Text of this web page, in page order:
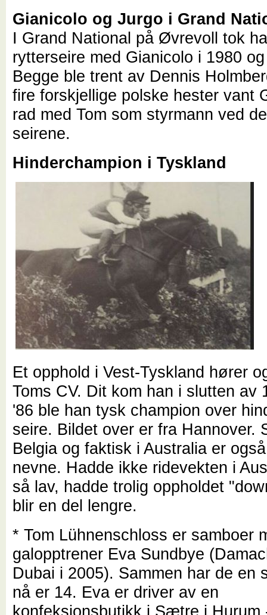
Gianicolo og Jurgo i Grand
I Grand National på Øvrevoll tok
rytterseire med Gianicolo i 1980
Begge ble trent av Dennis
fire forskjellige polske hester vant
rad med Tom som styrmann ved
seirene.
Hinderchampion i Tyskland
Et opphold i Vest-Tyskland hører
Toms CV. Dit kom han i slutten av
'86 ble han tysk champion over
seire. Bildet over er fra Hannover.
Belgia og faktisk i Australia er
nevne. Hadde ikke ridevekten i
så lav, hadde trolig oppholdet
blir en del lengre.
* Tom Lühnenschloss er samboer
galopptrener Eva Sundbye
Dubai i 2005). Sammen har de en
nå er 14. Eva er driver av en
konfeksjonsbutikk i Sætre i Hurum